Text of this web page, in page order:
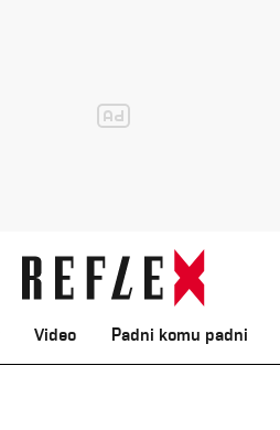
Video Padni komu padni